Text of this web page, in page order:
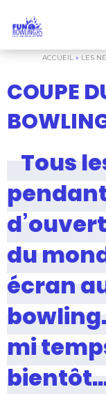
ACCUEIL » LES
COUPE
Tous
du
écran
mi